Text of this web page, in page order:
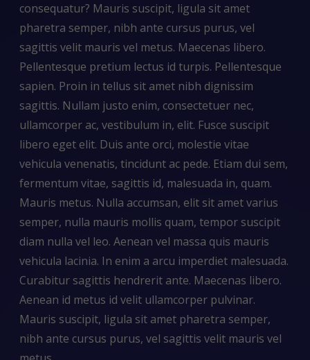
consequatur? Mauris suscipit, ligula sit amet
pharetra semper, nibh ante cursus purus, vel
sagittis velit mauris vel metus. Maecenas libero.
Pellentesque pretium lectus id turpis. Pellentesque
sapien. Proin in tellus sit amet nibh dignissim
sagittis. Nullam justo enim, consectetuer nec,
ullamcorper ac, vestibulum in, elit. Fusce suscipit
libero eget elit. Duis ante orci, molestie vitae
vehicula venenatis, tincidunt ac pede. Etiam dui sem,
fermentum vitae, sagittis id, malesuada in, quam.
Mauris metus. Nulla accumsan, elit sit amet varius
semper, nulla mauris mollis quam, tempor suscipit
diam nulla vel leo. Aenean vel massa quis mauris
vehicula lacinia. In enim a arcu imperdiet malesuada.
Curabitur sagittis hendrerit ante. Maecenas libero.
Aenean id metus id velit ullamcorper pulvinar.
Mauris suscipit, ligula sit amet pharetra semper,
nibh ante cursus purus, vel sagittis velit mauris vel